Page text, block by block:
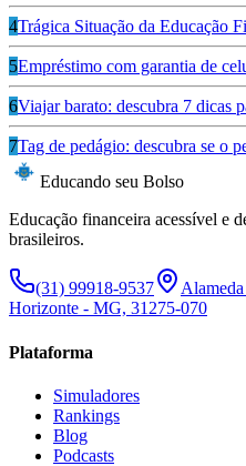
4Trágica Situação da Educação
5Empréstimo com garantia de
6Viajar barato: descubra 7 dicas
7Tag de pedágio: descubra se o
Educando seu Bolso
Educação financeira acessível e
brasileiros.
(31) 99918-9537
Horizonte - MG, 31275-070
Plataforma
Simuladores
Rankings
Blog
Podcasts